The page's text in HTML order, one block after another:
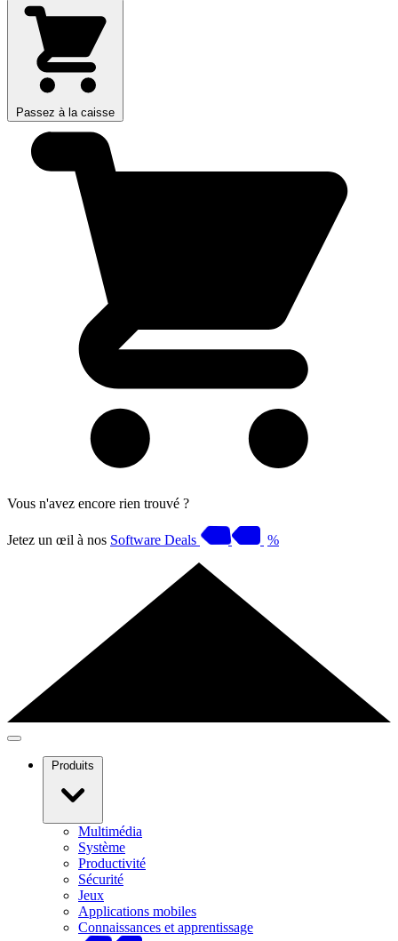
Passez à la caisse
Vous n'avez encore rien trouvé ?
Jetez un œil à nos Software Deals %
Produits
Multimédia
Système
Productivité
Sécurité
Jeux
Applications mobiles
Connaissances et apprentissage